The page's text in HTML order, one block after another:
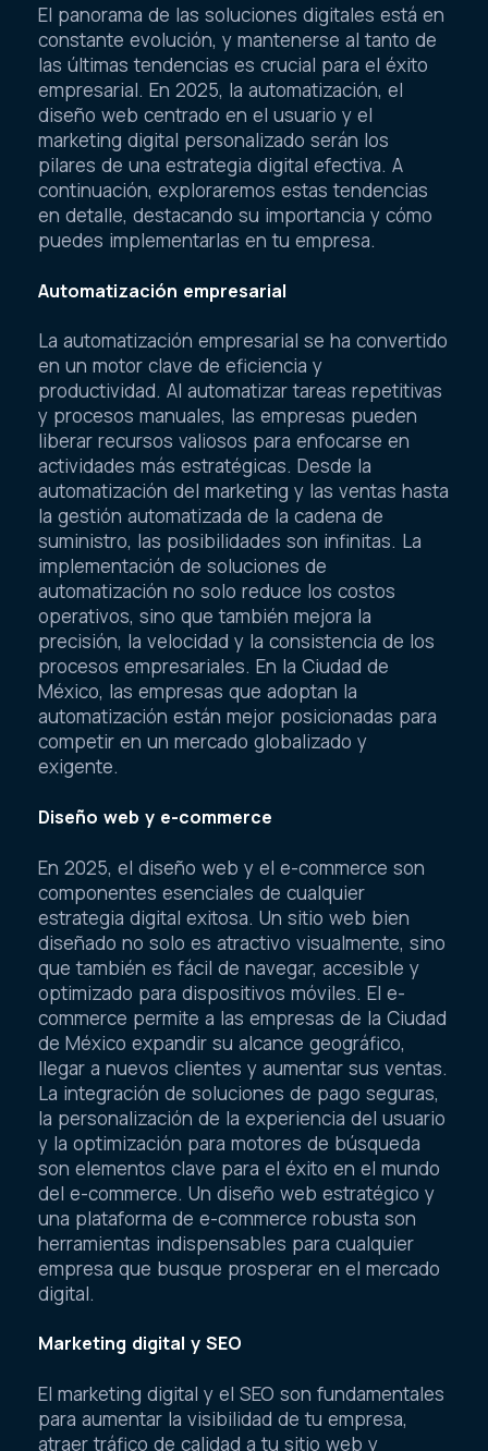
El panorama de las soluciones digitales está en
constante evolución, y mantenerse al tanto de
las últimas tendencias es crucial para el éxito
empresarial. En 2025, la automatización, el
diseño web centrado en el usuario y el
marketing digital personalizado serán los
pilares de una estrategia digital efectiva. A
continuación, exploraremos estas tendencias
en detalle, destacando su importancia y cómo
puedes implementarlas en tu empresa.
Automatización empresarial
La automatización empresarial se ha convertido
en un motor clave de eficiencia y
productividad. Al automatizar tareas repetitivas
y procesos manuales, las empresas pueden
liberar recursos valiosos para enfocarse en
actividades más estratégicas. Desde la
automatización del marketing y las ventas hasta
la gestión automatizada de la cadena de
suministro, las posibilidades son infinitas. La
implementación de soluciones de
automatización no solo reduce los costos
operativos, sino que también mejora la
precisión, la velocidad y la consistencia de los
procesos empresariales. En la Ciudad de
México, las empresas que adoptan la
automatización están mejor posicionadas para
competir en un mercado globalizado y
exigente.
Diseño web y e-commerce
En 2025, el diseño web y el e-commerce son
componentes esenciales de cualquier
estrategia digital exitosa. Un sitio web bien
diseñado no solo es atractivo visualmente, sino
que también es fácil de navegar, accesible y
optimizado para dispositivos móviles. El e-
commerce permite a las empresas de la Ciudad
de México expandir su alcance geográfico,
llegar a nuevos clientes y aumentar sus ventas.
La integración de soluciones de pago seguras,
la personalización de la experiencia del usuario
y la optimización para motores de búsqueda
son elementos clave para el éxito en el mundo
del e-commerce. Un diseño web estratégico y
una plataforma de e-commerce robusta son
herramientas indispensables para cualquier
empresa que busque prosperar en el mercado
digital.
Marketing digital y SEO
El marketing digital y el SEO son fundamentales
para aumentar la visibilidad de tu empresa,
atraer tráfico de calidad a tu sitio web y